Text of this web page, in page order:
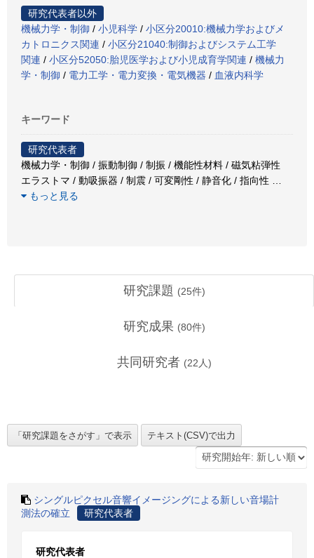
研究代表者以外
機械力学・制御 / 小児科学 / 小区分20010:機械力学およびメ
カトロニクス関連 / 小区分21040:制御およびシステム工学
関連 / 小区分52050:胎児医学および小児成育学関連 / 機械力
学・制御 / 電力工学・電力変換・電気機器 / 血液内科学
キーワード
研究代表者
機械力学・制御 / 振動制御 / 制振 / 機能性材料 / 磁気粘弾性
エラストマ / 動吸振器 / 制震 / 可変剛性 / 静音化 / 指向性
もっと見る
研究課題 (25件)
研究成果 (80件)
共同研究者 (22 人)
シングルピクセル音響イメージングによる新しい音場計
測法の確立
研究代表者
研究代表者